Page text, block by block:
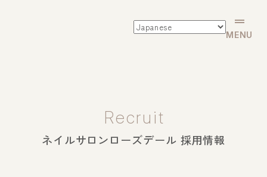
MENU
CLOSE
コース・料金
Recruit
ネイルサロンローズデール 採用情報